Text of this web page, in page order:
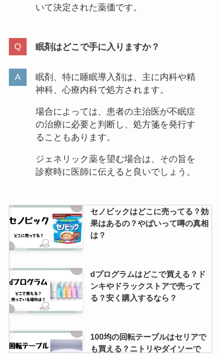
いて決定された薬価です。
眠剤はどこで手に入りますか？
眠剤、特に睡眠導入剤は、主に内科や精
神科、心療内科で処方されます。
場合によっては、患者の主治医が不眠症
の治療に必要と判断し、処方箋を発行す
ることもあります。
ジェネリック薬を望む場合は、その旨を
診察時に医師に伝えると良いでしょう。
セノビックはどこに売ってる？効
果はあるの？やばいって噂の真相
は？
dプログラムはどこで買える？ド
ンキやドラックストアで売って
る？安く購入するなら？
100均の回転テーブルはセリアで
も買える？ニトリやダイソーで